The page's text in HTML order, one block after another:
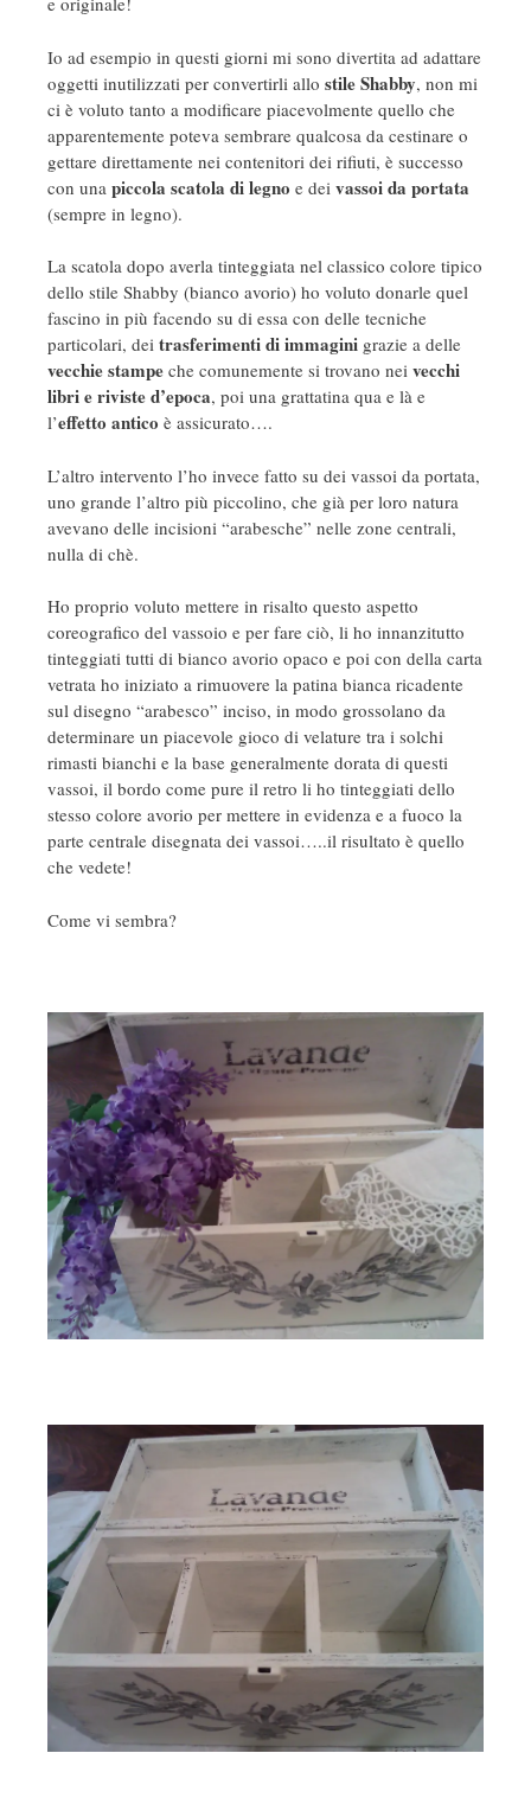
Io ad esempio in questi giorni mi sono divertita ad adattare
oggetti inutilizzati per convertirli allo stile Shabby, non mi
ci è voluto tanto a modificare piacevolmente quello che
apparentemente poteva sembrare qualcosa da cestinare o
gettare direttamente nei contenitori dei rifiuti, è successo
con una piccola scatola di legno e dei vassoi da portata
(sempre in legno).
La scatola dopo averla tinteggiata nel classico colore tipico
dello stile Shabby (bianco avorio) ho voluto donarle quel
fascino in più facendo su di essa con delle tecniche
particolari, dei trasferimenti di immagini grazie a delle
vecchie stampe che comunemente si trovano nei vecchi
libri e rivisted’epoca, poi una grattatina qua e là e
l’effetto antico è assicurato….
L’altro intervento l’ho invece fatto su dei vassoi da portata,
uno grande l’altro più piccolino, che già per loro natura
avevano delle incisioni “arabesche” nelle zone centrali,
nulla di chè.
Ho proprio voluto mettere in risalto questo aspetto
coreografico del vassoio e per fare ciò, li ho innanzitutto
tinteggiati tutti di bianco avorio opaco e poi con della carta
vetrata ho iniziato a rimuovere la patina bianca ricadente
sul disegno “arabesco” inciso, in modo grossolano da
determinare un piacevole gioco di velature tra i solchi
rimasti bianchi e la base generalmente dorata di questi
vassoi, il bordo come pure il retro li ho tinteggiati dello
stesso colore avorio per mettere in evidenza e a fuoco la
parte centrale disegnata dei vassoi…..il risultato è quello
che vedete!
Come vi sembra?